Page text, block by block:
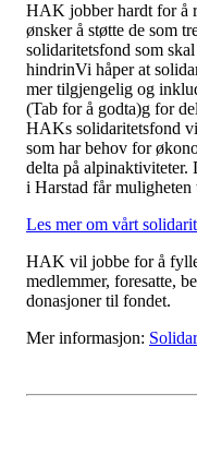
HAK jobber hardt for å
ønsker å støtte de som
solidaritetsfond som
hindrinVi håper at
mer tilgjengelig og
(Tab for å godta)g for
HAKs solidaritetsfond
som har behov for
delta på alpinaktiviteter.
i Harstad får
Les mer om vårt
HAK vil jobbe for å
medlemmer, foresatte,
donasjoner til fondet.
Mer informasjon: